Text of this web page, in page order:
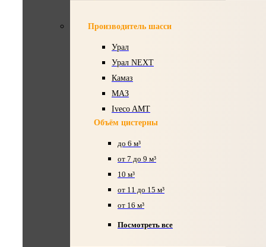
Производитель шасси
Урал
Урал NEXT
Камаз
МАЗ
Iveco AMT
Объём цистерны
до 6 м³
от 7 до 9 м³
10 м³
от 11 до 15 м³
от 16 м³
Посмотреть все